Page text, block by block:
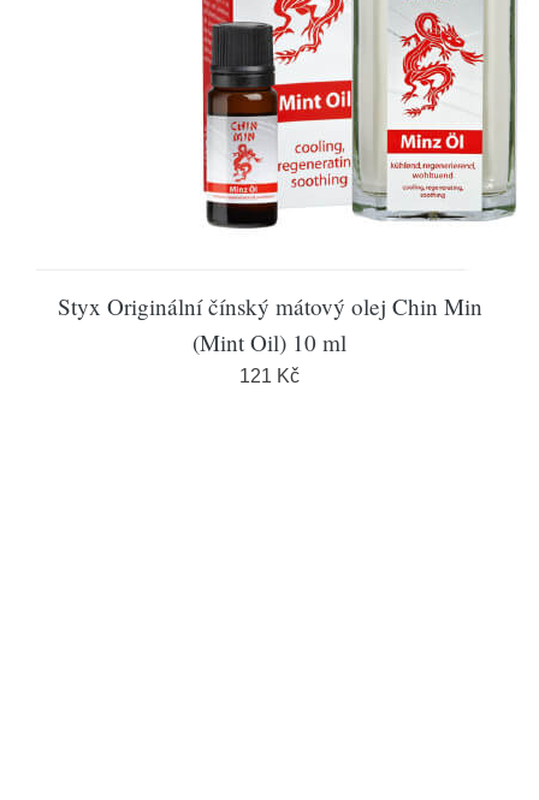
Styx Originální čínský mátový olej Chin Min
(Mint Oil) 10 ml
121 Kč